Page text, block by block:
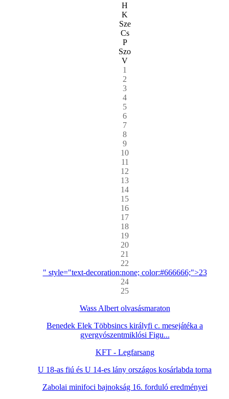
H
K
Sze
Cs
P
Szo
V
1
2
3
4
5
6
7
8
9
10
11
12
13
14
15
16
17
18
19
20
21
22
" style="text-decoration:none; color:#666666;">23
24
25
Wass Albert olvasásmaraton
Benedek Elek Többsincs királyfi c. mesejátéka a
gyergyószentmiklósi Figu...
KFT - Legfarsang
U 18-as fiú és U 14-es lány országos kosárlabda torna
Zabolai minifoci bajnokság 16. forduló eredményei